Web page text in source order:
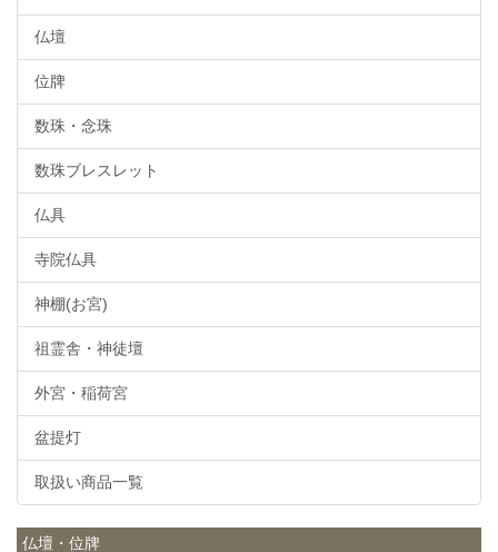
仏壇
位牌
数珠・念珠
数珠ブレスレット
仏具
寺院仏具
神棚(お宮)
祖霊舎・神徒壇
外宮・稲荷宮
盆提灯
取扱い商品一覧
仏壇・位牌